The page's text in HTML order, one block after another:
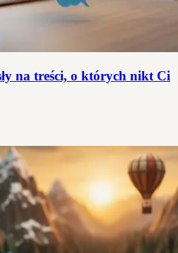
na treści, o których nikt Ci